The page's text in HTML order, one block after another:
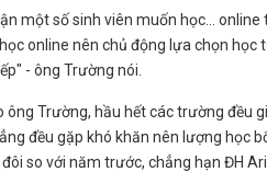
một số sinh viên muốn học...
online nên chủ động lựa chọn
- ông Trường nói.
ông Trường, hầu hết các trường đều
đều gặp khó khăn nên lượng học
so với năm trước, chẳng hạn ĐH